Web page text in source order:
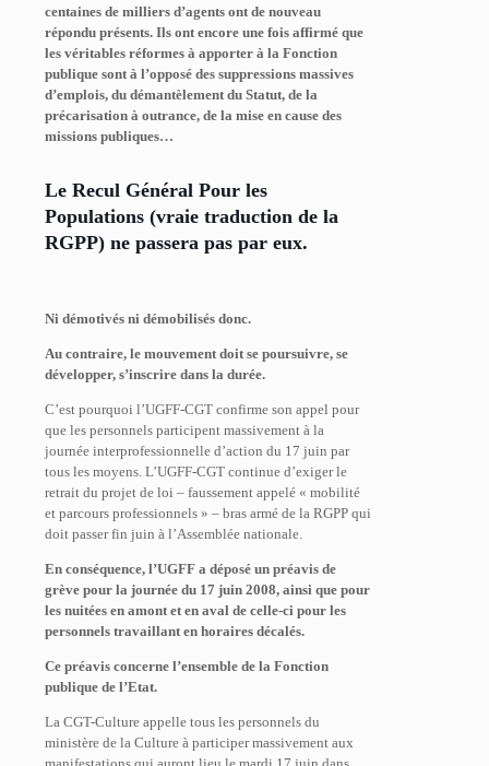
centaines de milliers d’agents ont de nouveau
répondu présents. Ils ont encore une fois affirmé que
les véritables réformes à apporter à la Fonction
publique sont à l’opposé des suppressions massives
d’emplois, du démantèlement du Statut, de la
précarisation à outrance, de la mise en cause des
missions publiques…
Le Recul Général Pour les
Populations (vraie traduction de la
RGPP) ne passera pas par eux.
Ni démotivés ni démobilisés donc.
Au contraire, le mouvement doit se poursuivre, se
développer, s’inscrire dans la durée.
C’est pourquoi l’UGFF-CGT confirme son appel pour
que les personnels participent massivement à la
journée interprofessionnelle d’action du 17 juin par
tous les moyens. L’UGFF-CGT continue d’exiger le
retrait du projet de loi – faussement appelé « mobilité
et parcours professionnels » – bras armé de la RGPP qui
doit passer fin juin à l’Assemblée nationale.
En conséquence, l’UGFF a déposé un préavis de
grève pour la journée du 17 juin 2008, ainsi que pour
les nuitées en amont et en aval de celle-ci pour les
personnels travaillant en horaires décalés.
Ce préavis concerne l’ensemble de la Fonction
publique de l’Etat.
La CGT-Culture appelle tous les personnels du
ministère de la Culture à participer massivement aux